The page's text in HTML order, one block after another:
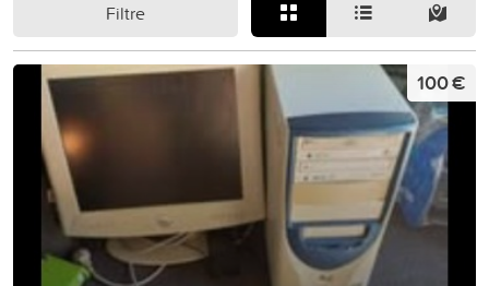
Filtre
100 €